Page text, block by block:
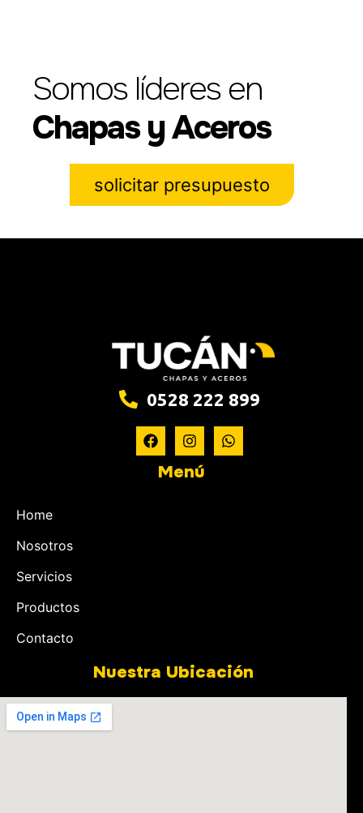
Somos líderes en
Chapas y Aceros
solicitar presupuesto
0528 222 899
Menú
Home
Nosotros
Servicios
Productos
Contacto
Nuestra Ubicación